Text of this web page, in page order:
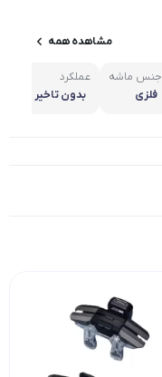
مشاهده همه
جنس ماشه
فلزی
عملکرد
بدون تاخیر